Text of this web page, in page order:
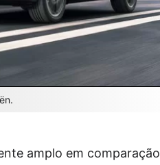
amplo em comparação